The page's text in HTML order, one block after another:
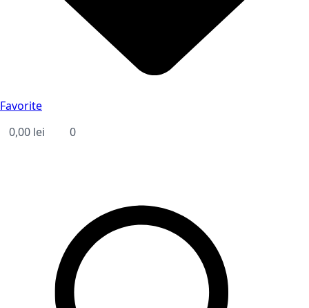
Favorite
0,00 lei 0